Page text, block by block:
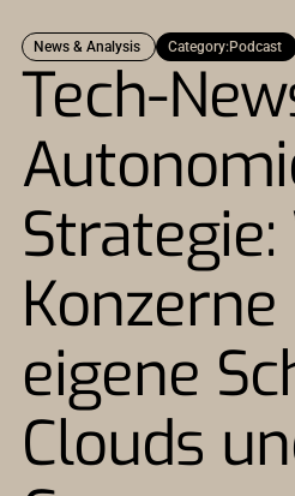
News & Analysis Category:Podcast
Tech-
eigene
Clouds